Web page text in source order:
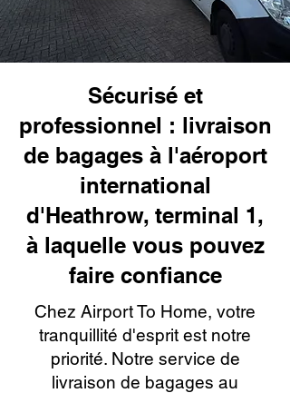
Sécurisé et
professionnel : livraison
de bagages à l'aéroport
international
d'Heathrow, terminal 1,
à laquelle vous pouvez
faire confiance
Chez Airport To Home, votre
tranquillité d'esprit est notre
priorité. Notre service de
livraison de bagages au